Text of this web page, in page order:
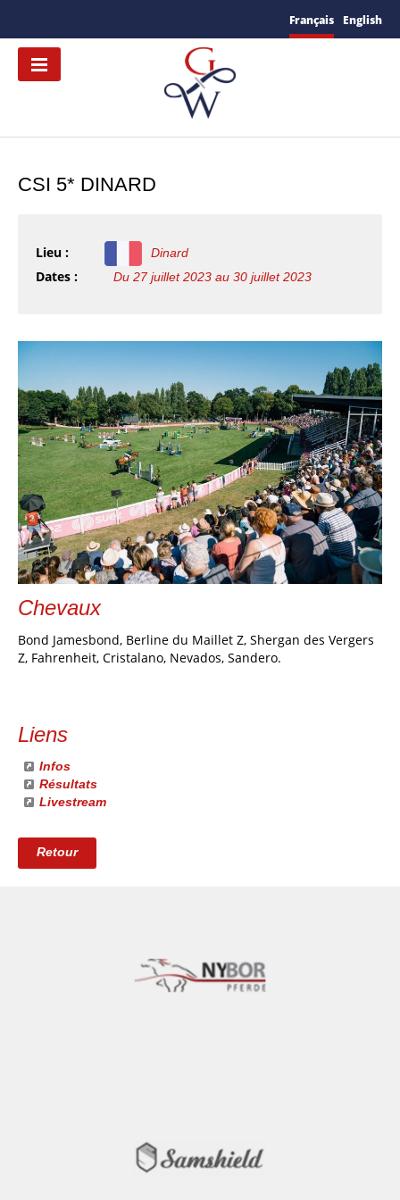
Français English
CSI 5* DINARD
Lieu : Dinard
Dates : Du 27 juillet 2023 au 30 juillet 2023
Chevaux
Bond Jamesbond, Berline du Maillet Z, Shergan des Vergers
Z, Fahrenheit, Cristalano, Nevados, Sandero.
Liens
Infos
Résultats
Livestream
Retour